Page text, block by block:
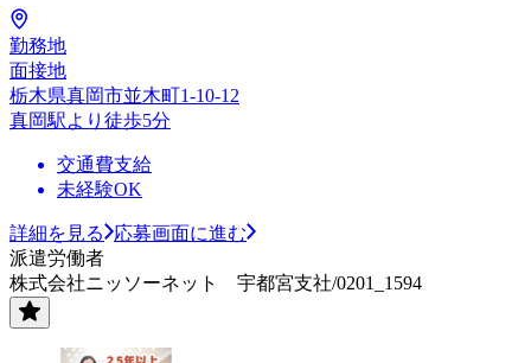
勤務地
面接地
栃木県真岡市並木町1-10-12
真岡駅より徒歩5分
交通費支給
未経験OK
詳細を見る
応募画面に進む
派遣労働者
株式会社ニッソーネット 宇都宮支社/0201_1594